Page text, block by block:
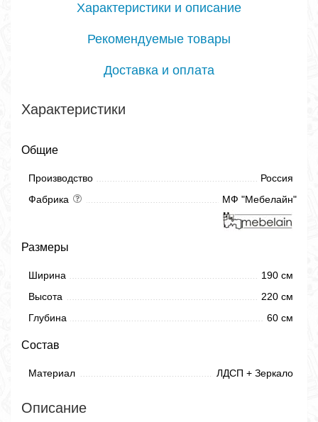
Характеристики и описание
Рекомендуемые товары
Доставка и оплата
Характеристики
Общие
Производство
Россия
Фабрика
МФ "Мебелайн"
Размеры
Ширина
190 см
Высота
220 см
Глубина
60 см
Состав
Материал ЛДСП + Зеркало
Описание